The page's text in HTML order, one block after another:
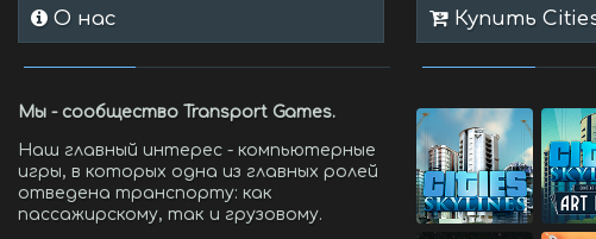
О нас
Мы - сообщество Transport Games.
Наш главный интерес - компьютерные
игры, в которых одна из главных ролей
отведена транспорту: как
пассажирскому, так и грузовому.
Купить